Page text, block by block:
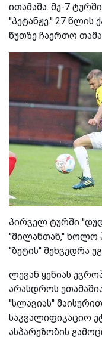
ითამაშა. მე-7
''პეტანჟე.'' 27
წუთზე ჩაერთო
პირველ ტურში
''მილანთან,'' ხოლო
''ბეტის'' შეხვედრა
ლევან ყენიას
არასდროს
''სლავიას''
საკვალიფიკაციო
ასპარეზობის